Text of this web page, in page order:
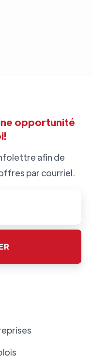
opportunité
afin de
par courriel.